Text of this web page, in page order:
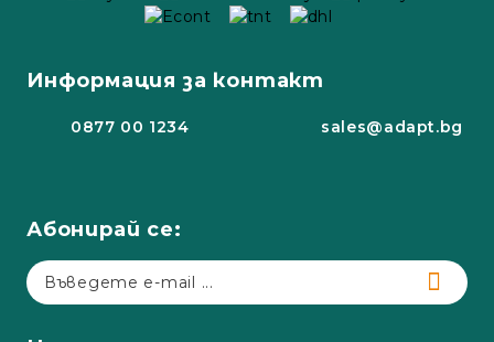
Информация за контакт
0877 00 1234 sales@adapt.bg
Абонирай се: